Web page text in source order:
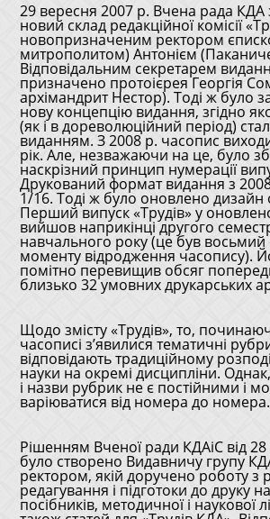
29 вересня 2007 р. Вчена рада КДА
новий склад редакційної комісії
новопризначеним ректором
митрополитом) Антонієм
Відповідальним секретарем
призначено протоієрея Георгія
архімандрит Нестор). Тоді ж було
нову концепцію видання, згідно
(як і в дореволюційний період)
виданням. З 2008 р. часопис
рік. Але, незважаючи на це, було
наскрізний принцип нумерації
Друкований формат видання з
1/16. Тоді ж було оновлено дизайн
Перший випуск «Трудів» у
вийшов наприкінці другого
навчального року (це був
моменту відродження часопису).
помітно перевищив обсяг
близько 32 умовних друкарських
Щодо змісту «Трудів», то,
часописі з’явилися тематичні
відповідають традиційному
науки на окремі дисципліни. Однак,
і назви рубрик не є постійними і
варіюватися від номера до номера.
Рішенням Вченої ради КДАіС від
було створено Видавничу групу
ректором, якій доручено роботу з
редагування і підготоки до друку
посібників, методичної і наукової